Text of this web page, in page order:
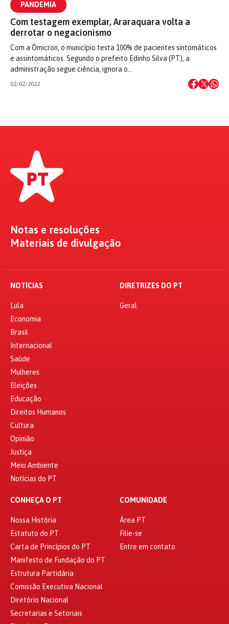
PANDEMIA
Com testagem exemplar, Araraquara volta a
derrotar o negacionismo
Com a Ômicron, o município testa 100% de pacientes sintomáticos
e assintomáticos. Segundo o prefeito Edinho Silva (PT), a
administração segue ciência, ignora o…
02/02/2022
Notas e resoluções
Materiais de divulgação
NOTÍCIAS
Lula
Economia
Brasil
Internacional
Saúde
Mulheres
Eleições
Educação
Direitos Humanos
Cultura
Opinião
Justiça
Meio Ambiente
Notícias do PT
DIRETRIZES DO PT
Geral
CONHEÇA O PT
Nossa História
Estatuto do PT
Carta de Princípios do PT
Manifesto de Fundação do PT
Estrutura Partidária
Comissão Executiva Nacional
Diretório Nacional
Secretarias e Setoriais
COMUNIDADE
Área PT
Filie-se
Entre em contato